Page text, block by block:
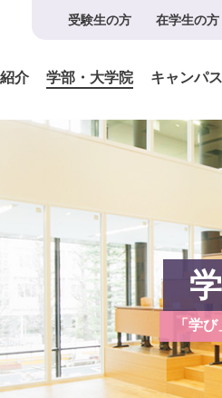
受験生の方 在学生の方
介 学部・大学院 キャンパ
「学